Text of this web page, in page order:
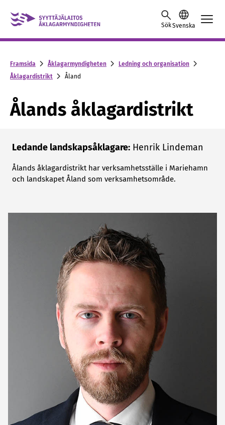
Hoppa till innehållet
SökSvenska
Framsida Åklagarmyndigheten
Ledning och organisation
Åklagardistrikt
Åland
Ålands åklagardistrikt
Ledande landskapsåklagare: Henrik Lindeman
Ålands åklagardistrikt har verksamhetsställe i Mariehamn
och landskapet Åland som verksamhetsområde.